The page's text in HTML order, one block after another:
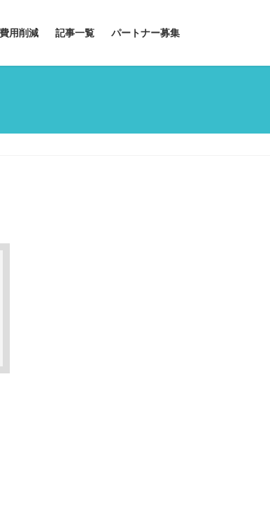
用削減 記事一覧 パートナー募集